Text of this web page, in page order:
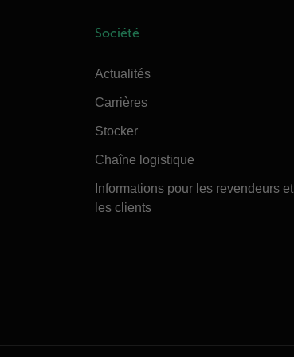
Société
Actualités
Carrières
Stocker
Chaîne logistique
Informations pour les revendeurs et
les clients